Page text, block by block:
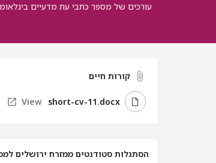
עורכים של מספר כתבי עת מדעיים
קורות חיים
short-cv-11.docx
View
הסתגלות סטודנטים ממזרח ירושלים